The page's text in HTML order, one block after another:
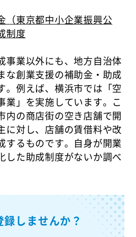
（東京都中小企業振興公
制度
事業以外にも、地方自治体
な創業支援の補助金・助成
。例えば、横浜市では「空
業」を実施しています。こ
内の商店街の空き店舗で開
に対し、店舗の賃借料や改
するものです。自身が開業
した助成制度がないか調べ
録しませんか？